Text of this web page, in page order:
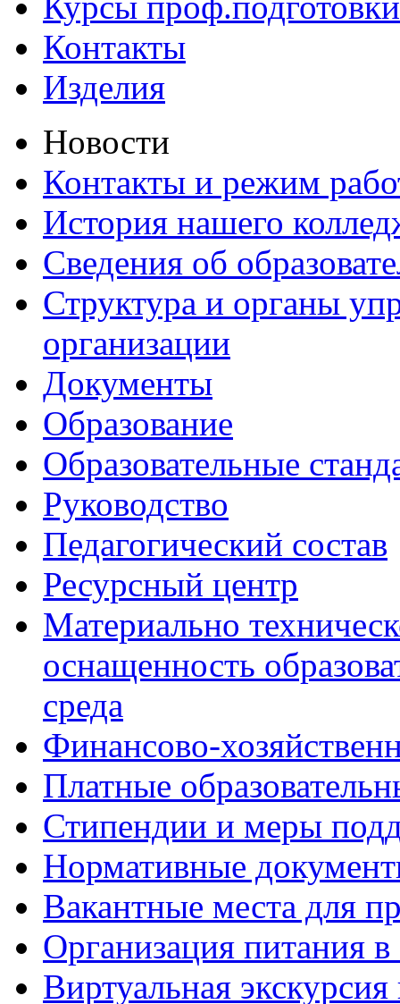
Контакты
Изделия
Новости
Контакты и режим
История нашего
Сведения об
Структура и органы
организации
Документы
Образование
Образовательные
Руководство
Педагогический состав
Ресурсный центр
Материально
оснащенность
среда
Финансово-
Платные
Стипендии и меры
Нормативные
Вакантные места для
Организация питания в
Виртуальная